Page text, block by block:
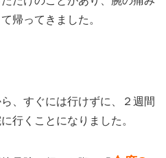
帰ってきました。
、すぐには行けずに、２週間
行くことになりました。